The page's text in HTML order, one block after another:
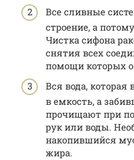
Все сливные
строение, а
Чистка сифона
снятия всех
помощи которых
Вся вода, которая
в емкость, а
прочищают при
рук или воды.
накопившийся
жира.